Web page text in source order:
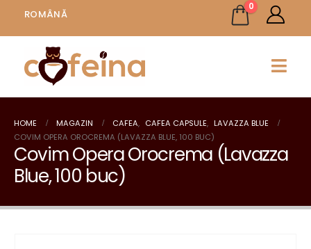
ROMÂNĂ
0
HOME MAGAZIN CAFEA, CAFEA CAPSULE, LAVAZZA BLUE
COVIM OPERA OROCREMA (LAVAZZA BLUE, 100 BUC)
Covim Opera Orocrema (Lavazza
Blue, 100 buc)